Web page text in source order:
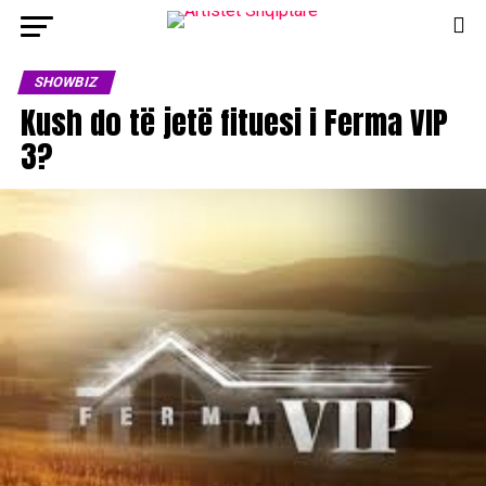
SHOWBIZ
Kush do të jetë fituesi i Ferma VIP
3?